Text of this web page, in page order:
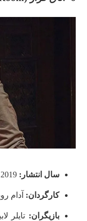
سال انتشار:
کارگردان: آدام
بازیگران: تایلر